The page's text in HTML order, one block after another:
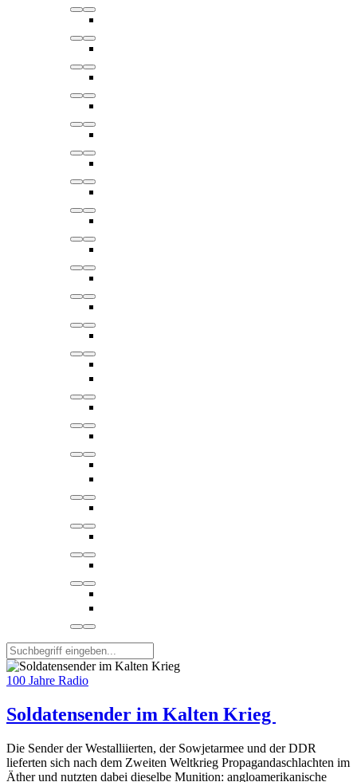
100 Jahre Radio
Soldatensender im Kalten Krieg
Die Sender der Westalliierten, der Sowjetarmee und der DDR
lieferten sich nach dem Zweiten Weltkrieg Propagandaschlachten im
Äther und nutzten dabei dieselbe Munition: angloamerikanische